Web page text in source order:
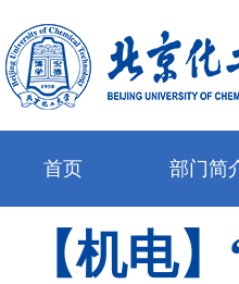
首页 部门简
【机电